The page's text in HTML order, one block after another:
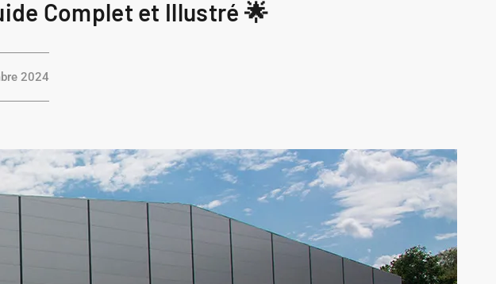
Complet et Illustré 🌟
2024